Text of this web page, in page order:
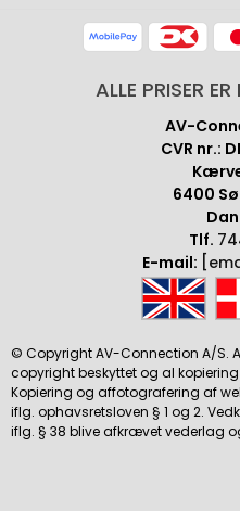
ALLE PRISER
AV-
CVR nr.:
6400
Tlf.
E-mail:
© Copyright AV-Connection A/S.
copyright beskyttet og al
Kopiering og affotografering af
iflg. ophavsretsloven § 1 og 2.
iflg. § 38 blive afkrævet vederlag